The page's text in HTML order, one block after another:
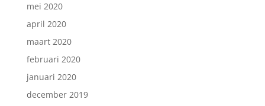
mei 2020
april 2020
maart 2020
februari 2020
januari 2020
december 2019